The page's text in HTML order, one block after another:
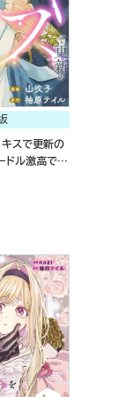
キスで更新の
ドル激高で